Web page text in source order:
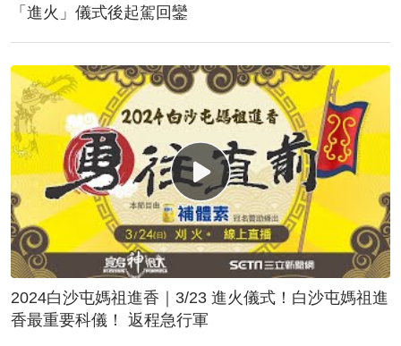
「進火」儀式後起駕回鑾
2024白沙屯媽祖進香｜3/23 進火儀式！白沙屯媽祖進
香最重要科儀！ 返程急行軍